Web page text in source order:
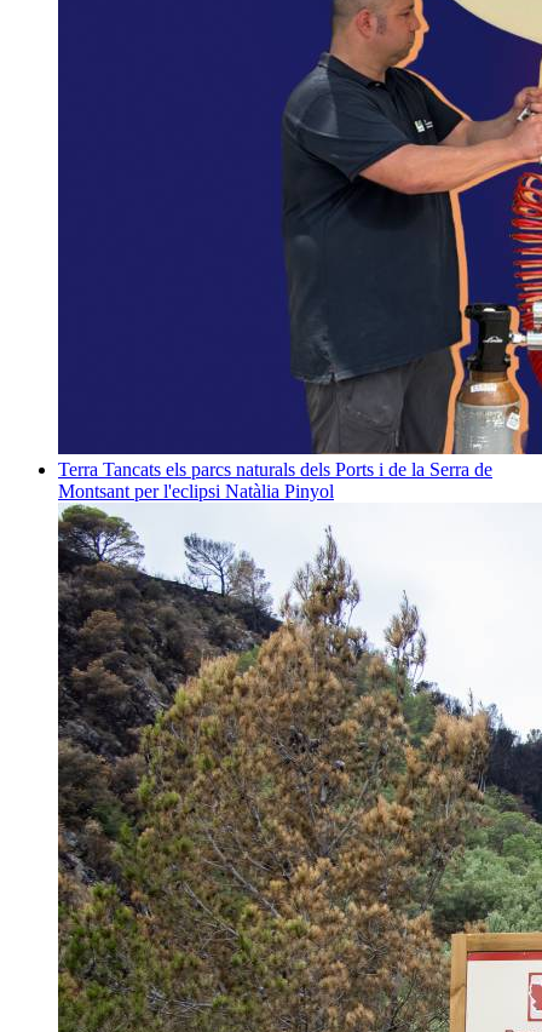
Terra Tancats els parcs naturals dels Ports i de la Serra de
Montsant per l'eclipsi Natàlia Pinyol